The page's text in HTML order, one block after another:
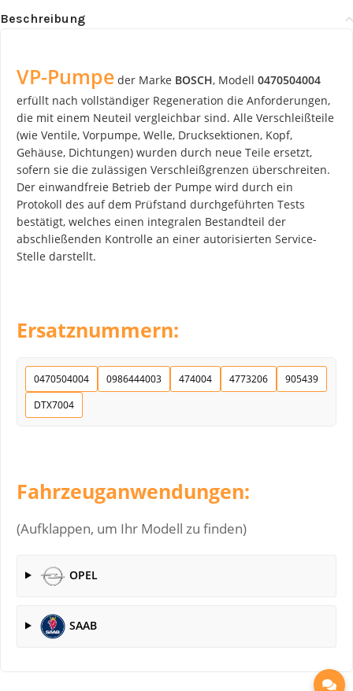
Beschreibung
VP-Pumpe der Marke BOSCH, Modell 0470504004
erfüllt nach vollständiger Regeneration die Anforderungen,
die mit einem Neuteil vergleichbar sind. Alle Verschleißteile
(wie Ventile, Vorpumpe, Welle, Drucksektionen, Kopf,
Gehäuse, Dichtungen) wurden durch neue Teile ersetzt,
sofern sie die zulässigen Verschleißgrenzen überschreiten.
Der einwandfreie Betrieb der Pumpe wird durch ein
Protokoll des auf dem Prüfstand durchgeführten Tests
bestätigt, welches einen integralen Bestandteil der
abschließenden Kontrolle an einer autorisierten Service-
Stelle darstellt.
Ersatznummern:
0470504004 0986444003 474004 4773206
905439
DTX7004
Fahrzeuganwendungen:
(Aufklappen, um Ihr Modell zu finden)
OPEL
SAAB